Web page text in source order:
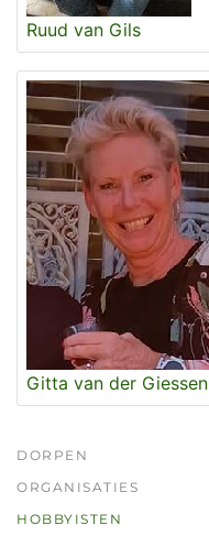
Ruud van Gils
Gitta van der Giessen
DORPEN
ORGANISATIES
HOBBYISTEN